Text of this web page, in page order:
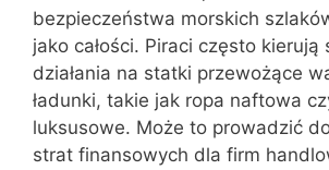
bezpieczeństwa morskich
jako całości. Piraci często kierują
działania na statki przewożące
ładunki, takie jak ropa naftowa
luksusowe. Może to prowadzić
strat finansowych dla firm